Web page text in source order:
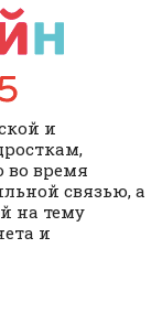
и
во время
связью, а
на тему
и